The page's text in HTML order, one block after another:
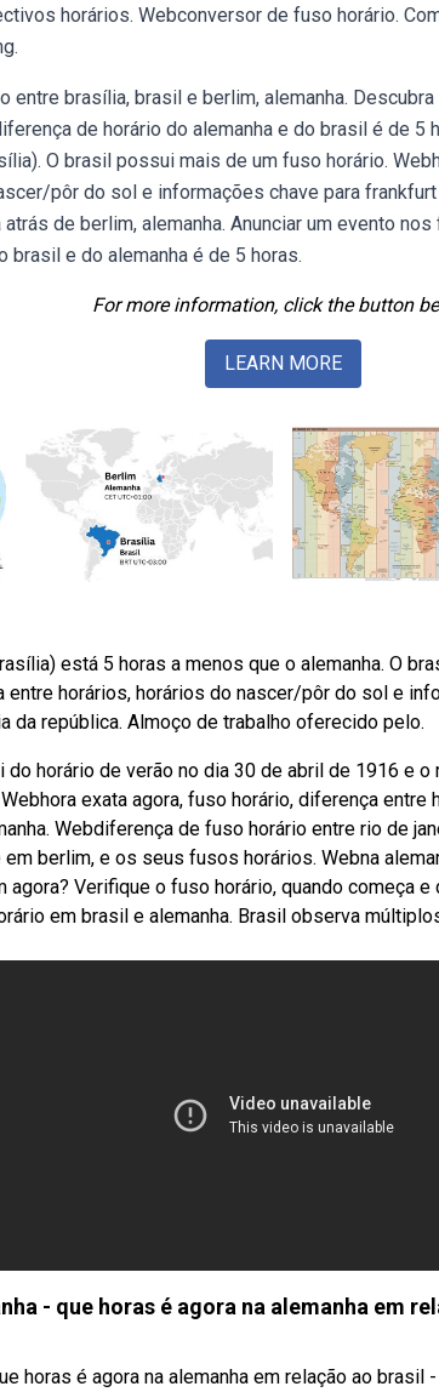
horários. Webconversor de fuso horário.
entre brasília, brasil e berlim, alemanha.
de horário do alemanha e do brasil é de 5
O brasil possui mais de um fuso horário.
pôr do sol e informações chave para frankfurt
de berlim, alemanha. Anunciar um evento
brasil e do alemanha é de 5 horas.
For more information, click the button
LEARN MORE
está 5 horas a menos que o alemanha. O
entre horários, horários do nascer/pôr do sol e
da república. Almoço de trabalho oferecido pelo.
do horário de verão no dia 30 de abril de 1916 e
exata agora, fuso horário, diferença
Webdiferença de fuso horário entre rio de
berlim, e os seus fusos horários. Webna
agora? Verifique o fuso horário, quando começa
em brasil e alemanha. Brasil observa
- que horas é agora na alemanha em
horas é agora na alemanha em relação ao